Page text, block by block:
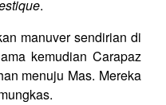
.
manuver sendirian di
kemudian Carapaz
menuju Mas. Mereka